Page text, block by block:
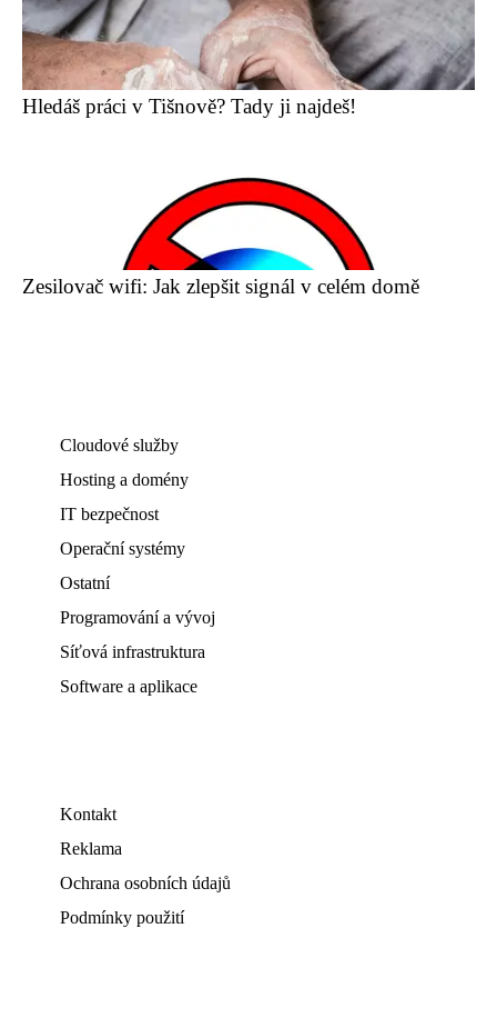
Hledáš práci v Tišnově? Tady ji najdeš!
Zesilovač wifi: Jak zlepšit signál v celém domě
Cloudové služby
Hosting a domény
IT bezpečnost
Operační systémy
Ostatní
Programování a vývoj
Síťová infrastruktura
Software a aplikace
Kontakt
Reklama
Ochrana osobních údajů
Podmínky použití